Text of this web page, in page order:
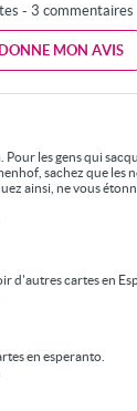
- 3 commentaires
MON AVIS
Pour les gens qui
sachez que les
ainsi, ne vous
d'autres cartes en
en esperanto.